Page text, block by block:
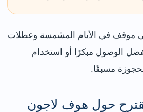
موقف في الأيام المشمسة وعطلات
الوصول مبكرًا أو استخدام
مسبقًا.
حول هوف لاجون